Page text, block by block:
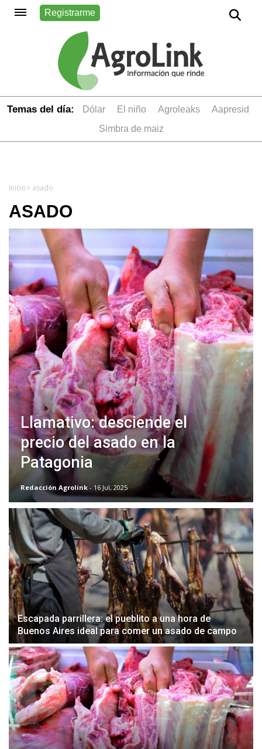
Registrarme
Temas del día: dólar el niño Agroleaks
aapresid
simbra de maiz
Inicio> asado
ASADO
Llamativo: desciende el
precio del asado en la
Patagonia
Redacción Agrolink - 16 Jul, 2025
Escapada parrillera: el pueblito a una hora de
Buenos Aires ideal para comer un asado de campo